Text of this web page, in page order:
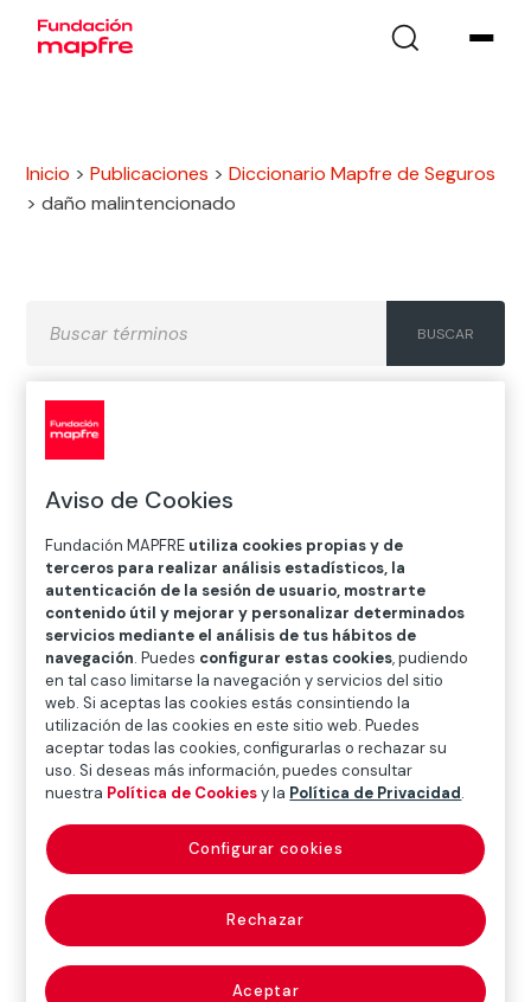
Inicio >Publicaciones >Diccionario Mapfre de Seguros
>daño malintencionado
H
J K
O
P Q R S T
U
V
W X Y Z
Diccionario de seguros
daño
malintencionado
(malicious mischief)
El producido voluntariamente y de mala fe.
Aviso de Cookies
Fundación MAPFRE utiliza cookies propias y de
terceros para realizar análisis estadísticos, la
autenticación de la sesión de usuario, mostrarte
contenido útil y mejorar y personalizar determinados
servicios mediante el análisis de tus hábitos de
navegación. Puedes configurar estas cookies, pudiendo
en tal caso limitarse la navegación y servicios del sitio
web. Si aceptas las cookies estás consintiendo la
utilización de las cookies en este sitio web. Puedes
aceptar todas las cookies, configurarlas o rechazar su
uso. Si deseas más información, puedes consultar
nuestra Política de Cookiesy la Política de Privacidad.
Rechazar
Aceptar
Configurar cookies